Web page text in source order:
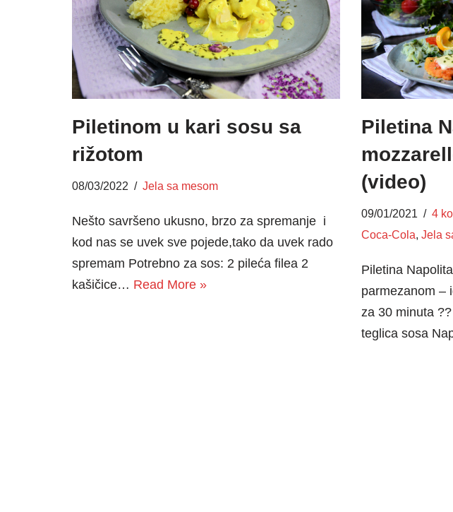
Piletinom u kari sosu sa
rižotom
08/03/2022 Jela sa mesom
Nešto savršeno ukusno, brzo za spremanje i
kod nas se uvek sve pojede,tako da uvek rado
spremam Potrebno za sos: 2 pileća filea 2
kašičice… Read More »
Piletina
(video)
09/01/2021
4
Coca-Cola, Jela
Piletina
parmezanom –
za 30 minuta
teglica sosa